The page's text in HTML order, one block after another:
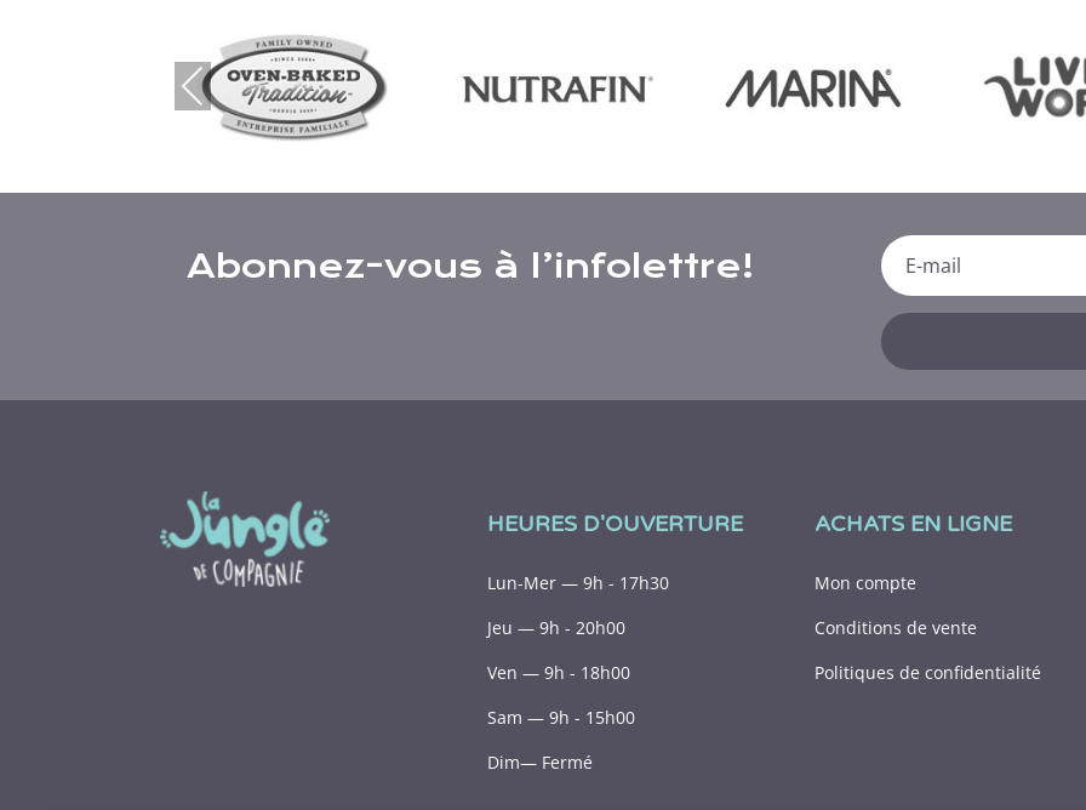
Previous
Abonnez-vous à l’infolettre!
HEURES D'OUVERTURE
Lun-Mer — 9h - 17h30
Jeu — 9h - 20h00
Ven — 9h - 18h00
Sam — 9h - 15h00
Dim— Fermé
ACHATS EN LIGNE
Mon compte
Conditions de vente
Politiques de confidentialité